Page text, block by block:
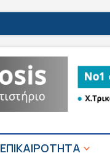
ΕΠΙΚΑΙΡΟΤΗΤΑ